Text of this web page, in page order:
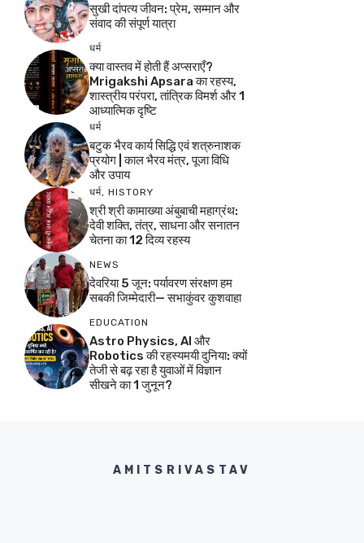
सुखी दांपत्य जीवन: प्रेम, सम्मान और
संवाद की संपूर्ण यात्रा
धर्म
क्या वास्तव में होती हैं अप्सराएँ?
Mrigakshi Apsara का रहस्य,
शास्त्रीय परंपरा, तांत्रिक विमर्श और 1
आध्यात्मिक दृष्टि
धर्म
बटुक भैरव कार्य सिद्धि एवं शत्रुनाशक
प्रयोग | काल भैरव मंत्र, पूजा विधि
और उपाय
धर्म, HISTORY
श्री श्री कामाख्या अंबुबाची महाग्रंथ:
देवी शक्ति, तंत्र, साधना और सनातन
चेतना का 12 दिव्य रहस्य
NEWS
देवरिया 5 जून: पर्यावरण संरक्षण हम
सबकी जिम्मेदारी— सभाकुंवर कुशवाहा
EDUCATION
Astro Physics, AI और
Robotics की रहस्यमयी दुनिया: क्यों
तेजी से बढ़ रहा है युवाओं में विज्ञान
सीखने का 1 जुनून?
AMITSRIVASTAV